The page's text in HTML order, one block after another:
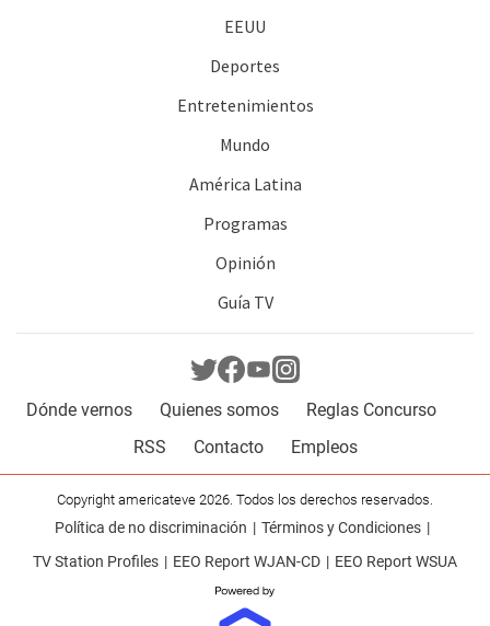
EEUU
Deportes
Entretenimientos
Mundo
América Latina
Programas
Opinión
Guía TV
Dónde vernos Quienes somos
Reglas Concurso
RSS
Contacto Empleos
Copyright americateve 2026. Todos los derechos reservados.
Política de no discriminación
Términos y Condiciones
TV Station Profiles
EEO Report WJAN-CD EEO Report WSUA